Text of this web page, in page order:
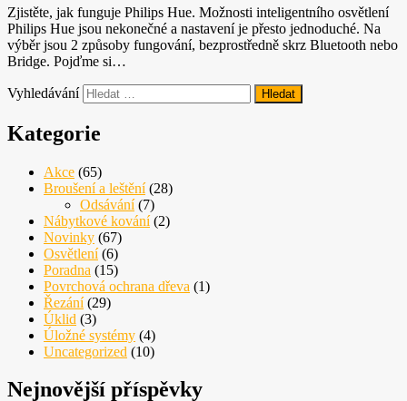
Zjistěte, jak funguje Philips Hue. Možnosti inteligentního osvětlení
Philips Hue jsou nekonečné a nastavení je přesto jednoduché. Na
výběr jsou 2 způsoby fungování, bezprostředně skrz Bluetooth nebo
Bridge. Pojďme si…
Vyhledávání
Kategorie
Akce (65)
Broušení a leštění(28)
Odsávání(7)
Nábytkové kování(2)
Novinky (67)
Osvětlení(6)
Poradna (15)
Povrchová ochrana dřeva (1)
Řezání(29)
Úklid (3)
Úložné systémy (4)
Uncategorized (10)
Nejnovější příspěvky
Nezbytné
Tyto
soubory
cookie
volitelné.
pro
webových
stránek.
Statistiky
Abychom
mohli
zlepšovat
funkčnost
a
strukturu
stránek na
základě